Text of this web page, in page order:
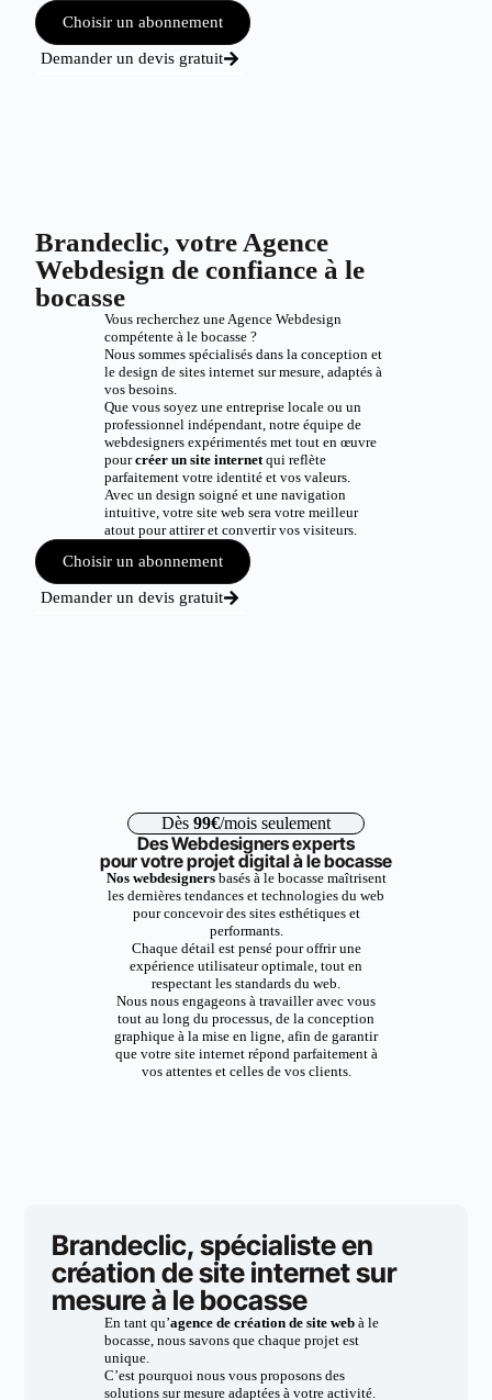
Choisir un abonnement
Demander un devis gratuit
Brandeclic, votre Agence
Webdesign de confiance à le
bocasse
Vous recherchez une Agence Webdesign
compétente à le bocasse ?
Nous sommes spécialisés dans la conception et
le design de sites internet sur mesure, adaptés à
vos besoins.
Que vous soyez une entreprise locale ou un
professionnel indépendant, notre équipe de
webdesigners expérimentés met tout en œuvre
pourcréer un site internetqui reflète
parfaitement votre identité et vos valeurs.
Avec un design soigné et une navigation
intuitive, votre site web sera votre meilleur
atout pour attirer et convertir vos visiteurs.
Choisir un abonnement
Demander un devis gratuit
Dès 99€/mois seulement
Des Webdesigners experts
pour votre projet digital à le bocasse
Nos webdesignersbasés à le bocasse maîtrisent
les dernières tendances et technologies du web
pour concevoir des sites esthétiques et
performants.
Chaque détail est pensé pour offrir une
expérience utilisateur optimale, tout en
respectant les standards du web.
Nous nous engageons à travailler avec vous
tout au long du processus, de la conception
graphique à la mise en ligne, afin de garantir
que votre site internet répond parfaitement à
vos attentes et celles de vos clients.
Brandeclic, spécialiste en
création de site internet sur
mesure à le bocasse
En tant qu’agence de création de site webà le
bocasse, nous savons que chaque projet est
unique.
C’est pourquoi nous vous proposons des
solutions sur mesure adaptées à votre activité.